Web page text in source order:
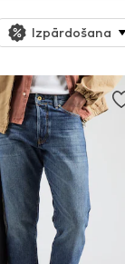
Izpārdošana